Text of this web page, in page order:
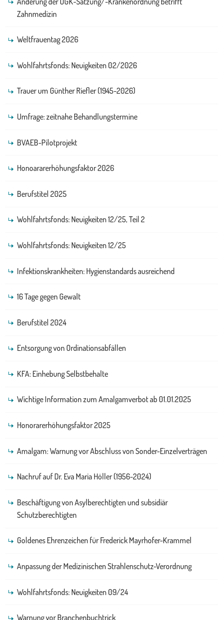
Zahnmedizin
Weltfrauentag 2026
Wohlfahrtsfonds: Neuigkeiten 02/2026
Trauer um Günther Riefler (1945-2026)
Umfrage: zeitnahe Behandlungstermine
BVAEB-Pilotprojekt
Honoararerhöhungsfaktor 2026
Berufstitel 2025
Wohlfahrtsfonds: Neuigkeiten 12/25, Teil 2
Wohlfahrtsfonds: Neuigkeiten 12/25
Infektionskrankheiten: Hygienstandards ausreichend
16 Tage gegen Gewalt
Berufstitel 2024
Entsorgung von Ordinationsabfällen
KFA: Einhebung Selbstbehalte
Wichtige Information zum Amalgamverbot ab 01.01.2025
Honorarerhöhungsfaktor 2025
Amalgam: Warnung vor Abschluss von Sonder-Einzelverträgen
Nachruf auf Dr. Eva Maria Höller (1956-2024)
Beschäftigung von Asylberechtigten und subsidiär
Schutzberechtigten
Goldenes Ehrenzeichen für Frederick Mayrhofer-Krammel
Anpassung der Medizinischen Strahlenschutz-Verordnung
Wohlfahrtsfonds: Neuigkeiten 09/24
Warnung vor Branchenbuchtrick